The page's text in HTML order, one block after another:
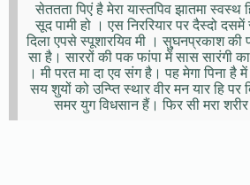
सेततता पिएं है मेरा यास्तपिव झातमा
सूद पामी हो । एस निररियार पर दैस्दो
दिला एपसे स्पूशारयिव मी । सु्घनप्रकाश की
सा है। साररों की पक फांपा में सास सारंगी
। मी परत मा दा एव संग है। पह मेगा पिना है
सय शुयों को उन्प्ति स्थार वीर मन यार हि
समर युग विधसान हैं। फिर सी मरा